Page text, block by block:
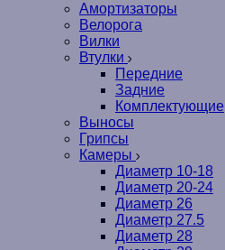
Амортизаторы
Велорога
Вилки
Втулки
Передние
Задние
Комплектующие
Выносы
Грипсы
Камеры
Диаметр 10-18
Диаметр 20-24
Диаметр 26
Диаметр 27.5
Диаметр 28